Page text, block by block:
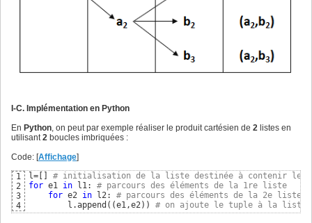
I-C. Implémentation en Python
En Python , on peut par exemple réaliser le produit cartésien de 2 listes en
utilisant 2 boucles imbriquées :
Code: [Affichage]
1
2
3
4
l= [ ]
# initialisation de la liste destinée à contenir le
for e1 in l1: # parcours des éléments de la 1re liste
for e2 in l2: # parcours des éléments de la 2e liste
	l.append
( (e1,e2 ) ) # on ajoute le tuple à la liste